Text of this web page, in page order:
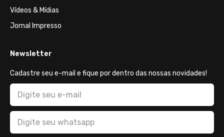
Vídeos & Mídias
Jornal Impresso
Newsletter
Cadastre seu e-mail e fique por dentro das nossas novidades!